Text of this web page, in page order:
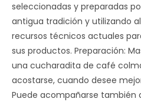
seleccionadas y preparadas
antigua tradición y utilizando
recursos técnicos actuales
sus productos. Preparación:
una cucharadita de café
acostarse, cuando desee
Puede acompañarse también